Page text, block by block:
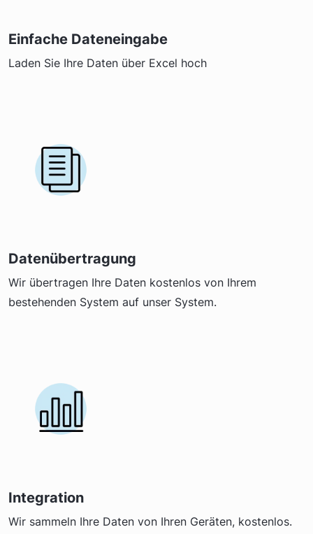
Einfache Dateneingabe
Laden Sie Ihre Daten über Excel hoch
Datenübertragung
Wir übertragen Ihre Daten kostenlos von Ihrem
bestehenden System auf unser System.
Integration
Wir sammeln Ihre Daten von Ihren Geräten, kostenlos.